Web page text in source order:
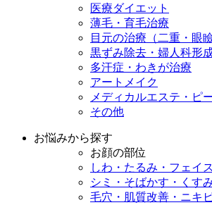
医療ダイエット
薄毛・育毛治療
目元の治療（二重・眼
黒ずみ除去・婦人科形
多汗症・わきが治療
アートメイク
メディカルエステ・ピ
その他
お悩みから探す
お顔の部位
しわ・たるみ・フェイ
シミ・そばかす・くす
毛穴・肌質改善・ニキ